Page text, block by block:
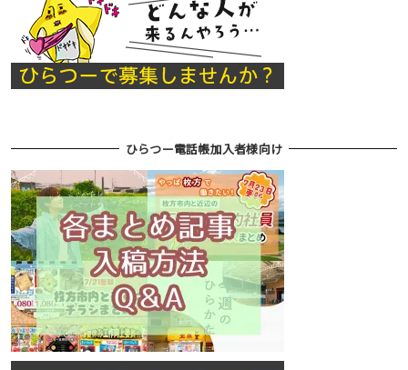
ひらつー電話帳加入者様向け